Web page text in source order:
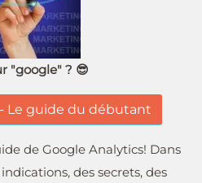
"google" ? 😎
Le guide du débutant
de Google Analytics! Dans
des secrets, des